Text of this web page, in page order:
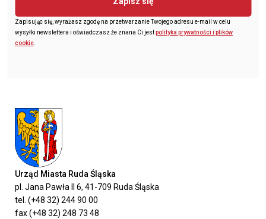
Zapisując się, wyrażasz zgodę na przetwarzanie Twojego adresu e-mail w celu
wysyłki newslettera i oświadczasz że znana Ci jestpolityka prywatności i plików
cookie.
Urząd Miasta Ruda Śląska
pl. Jana Pawła II 6, 41-709 Ruda Śląska
tel. (+48 32) 244 90 00
fax (+48 32) 248 73 48